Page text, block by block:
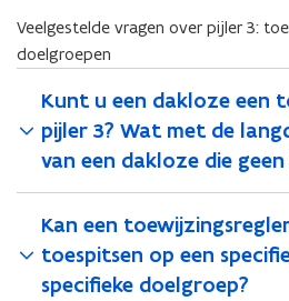
Veelgestelde vragen over pijler 3:
doelgroepen
Kunt u een dakloze een
pijler 3? Wat met de
van een dakloze die
Kan een
toespitsen op een
specifieke doelgroep?